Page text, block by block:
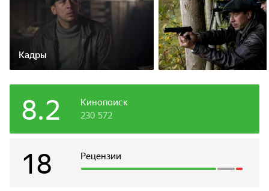
Кадры
Кинопоиск
8.2 230 572
Рецензии
18